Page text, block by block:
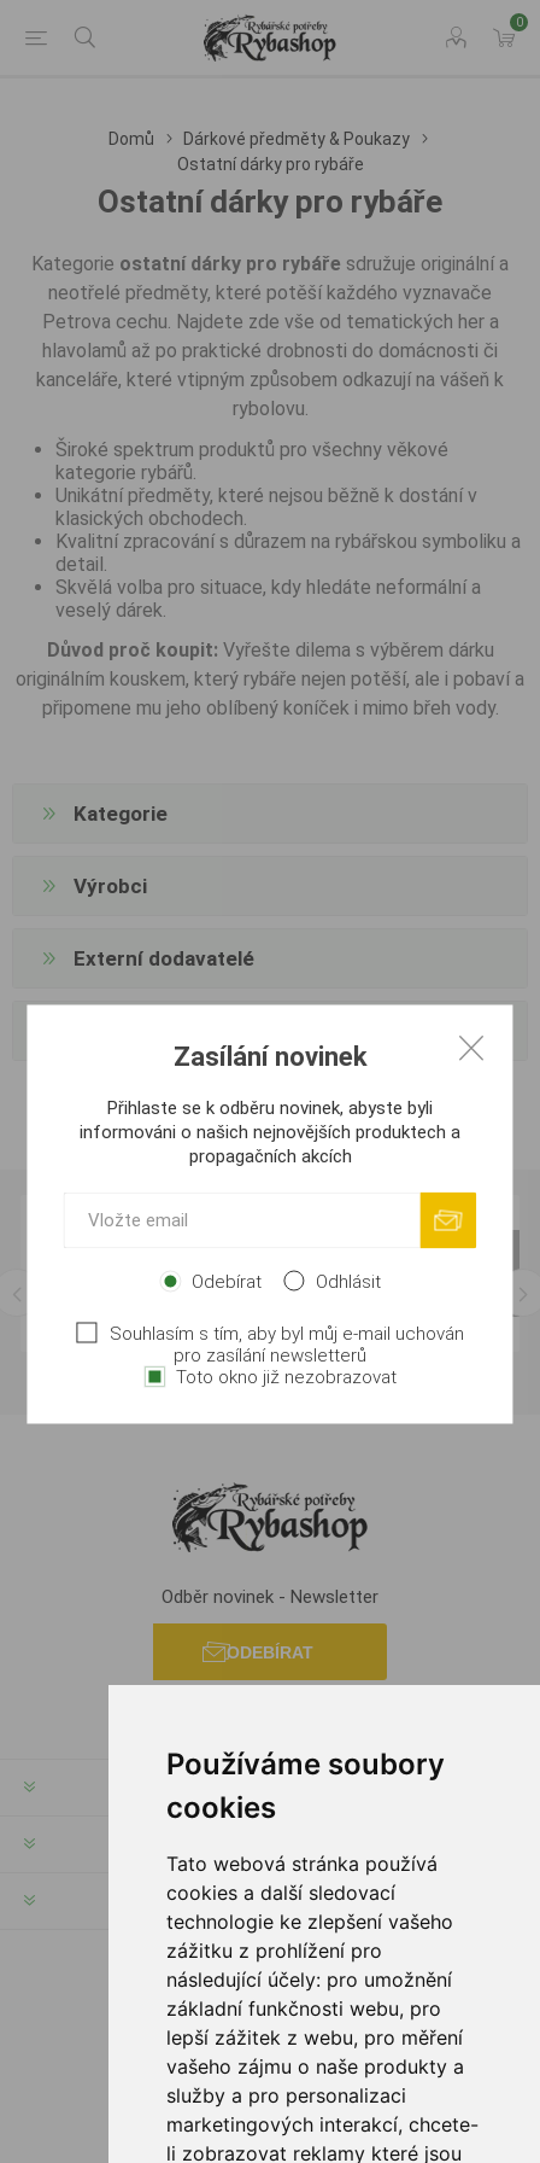
Používáme soubory
cookies
Tato webová stránka používá
cookies a další sledovací
technologie ke zlepšení vašeho
zážitku z prohlížení pro
následující účely: pro umožnění
základní funkčnosti webu, pro
lepší zážitek z webu, pro měření
vašeho zájmu o naše produkty a
služby a pro personalizaci
marketingových interakcí, chcete-
li zobrazovat reklamy které jsou
0
Domů
Dárkové předměty & Poukazy
Ostatní dárky pro rybáře
Ostatní dárky pro rybáře
Kategorie ostatní dárky pro rybáře sdružuje originální a
neotřelé předměty, které potěší každého vyznavače
Petrova cechu. Najdete zde vše od tematických her a
hlavolamů až po praktické drobnosti do domácnosti či
kanceláře, které vtipným způsobem odkazují na vášeň k
rybolovu.
Široké spektrum produktů pro všechny věkové
kategorie rybářů.
Unikátní předměty, které nejsou běžně k dostání v
klasických obchodech.
Kvalitní zpracování s důrazem na rybářskou symboliku a
detail.
Skvělá volba pro situace, kdy hledáte neformální a
veselý dárek.
Důvod proč koupit: Vyřešte dilema s výběrem dárku
originálním kouskem, který rybáře nejen potěší, ale i pobaví a
připomene mu jeho oblíbený koníček i mimo břeh vody.
Kategorie
Výrobci
Externí dodavatelé
Odběr novinek - Newsletter
ODEBÍRAT
INFORMACE
SLEDUJTE NÁS
MOŽNOSTI PLATBY
Zasílání novinek
Přihlaste se k odběru novinek, abyste byli
informováni o našich nejnovějších produktech a
propagačních akcích
Odebírat Odhlásit
Souhlasím s tím, aby byl můj e-mail uchován
pro zasílání newsletterů
Toto okno již nezobrazovat